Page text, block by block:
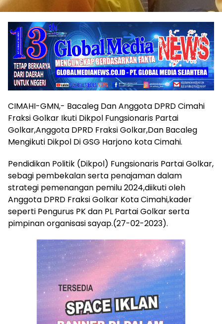
CIMAHI-GMN,- Bacaleg Dan Anggota DPRD Cimahi
Fraksi Golkar Ikuti Dikpol Fungsionaris Partai
Golkar,Anggota DPRD Fraksi Golkar,Dan Bacaleg
Mengikuti Dikpol Di GSG Harjono kota Cimahi.
Pendidikan Politik (Dikpol) Fungsionaris Partai Golkar,
sebagi pembekalan serta penajaman dalam
strategi pemenangan pemilu 2024,diikuti oleh
Anggota DPRD Fraksi Golkar Kota Cimahi,kader
seperti Pengurus PK dan PL Partai Golkar serta
pimpinan organisasi sayap.(27-02-2023).